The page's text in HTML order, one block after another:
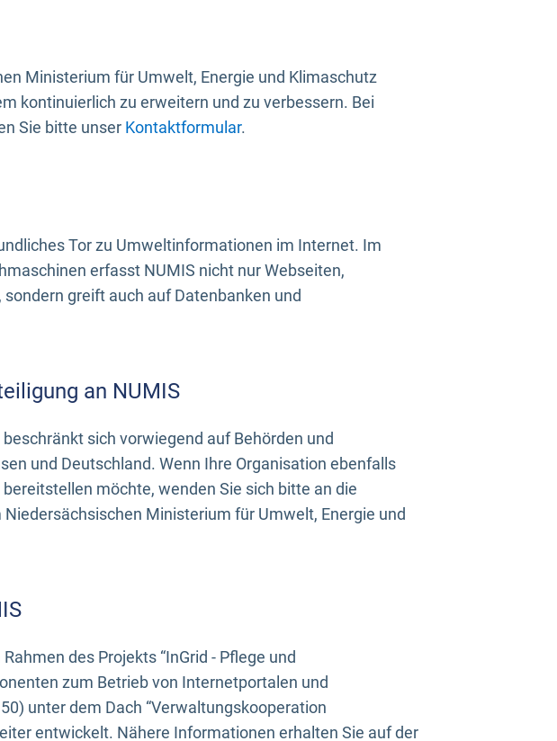
Ministerium für Umwelt, Energie und Klimaschutz
kontinuierlich zu erweitern und zu verbessern. Bei
Sie bitte unser Kontaktformular.
Tor zu Umweltinformationen im Internet. Im
erfasst NUMIS nicht nur Webseiten,
greift auch auf Datenbanken und
an NUMIS
sich vorwiegend auf Behörden und
und Deutschland. Wenn Ihre Organisation ebenfalls
möchte, wenden Sie sich bitte an die
Niedersächsischen Ministerium für Umwelt, Energie und
des Projekts “InGrid - Pflege und
zum Betrieb von Internetportalen und
unter dem Dach “Verwaltungskooperation
entwickelt. Nähere Informationen erhalten Sie auf der